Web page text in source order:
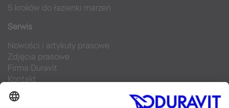
5 kroków do łazienki marzeń
Serwis
Nowości i artykuły prasowe
Zdjęcia prasowe
Firma Duravit
Kontakt
Najczęściej zadawane pytania